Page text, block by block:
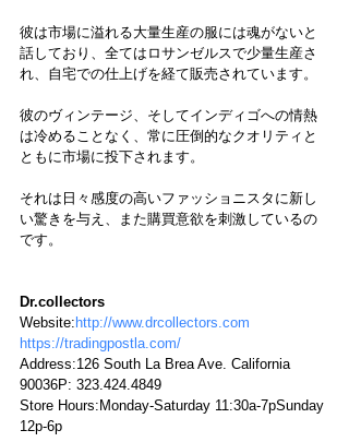
彼は市場に溢れる大量生産の服には魂がないと
話しており、全てはロサンゼルスで少量生産さ
れ、自宅での仕上げを経て販売されています。
彼のヴィンテージ、そしてインディゴへの情熱
は冷めることなく、常に圧倒的なクオリティと
ともに市場に投下されます。
それは日々感度の高いファッショニスタに新し
い驚きを与え、また購買意欲を刺激しているの
です。
Dr.collectors
Website: http://www.drcollectors.com
https://tradingpostla.com/
Address:126 South La Brea Ave. California
90036P: 323.424.4849
Store Hours:Monday-Saturday 11:30a-7pSunday
12p-6p